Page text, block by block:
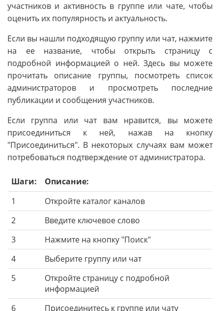
участников и активность в группе или чате, чтобы
оценить их популярность и актуальность.
Если вы нашли подходящую группу или чат, нажмите
на ее название, чтобы открыть страницу с
подробной информацией о ней. Здесь вы можете
прочитать описание группы, посмотреть список
администраторов и просмотреть последние
публикации и сообщения участников.
Если группа или чат вам нравится, вы можете
присоединиться к ней, нажав на кнопку
"Присоединиться". В некоторых случаях вам может
потребоваться подтверждение от администратора.
Шаги:
Описание:
1
Откройте каталог каналов
2
Введите ключевое слово
3
Нажмите на кнопку "Поиск"
4
Выберите группу или чат
5
Откройте страницу с подробной
информацией
6
Присоединитесь к группе или чату